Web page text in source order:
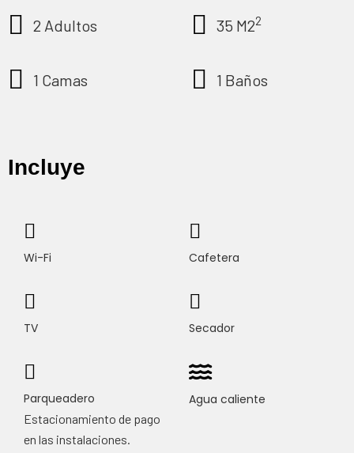
2 Adultos 35 M22
1 Camas 1 Baños
Incluye
Wi-Fi Cafetera
TV Secador
Parqueadero
Estacionamiento de pago
en las instalaciones.
Agua caliente